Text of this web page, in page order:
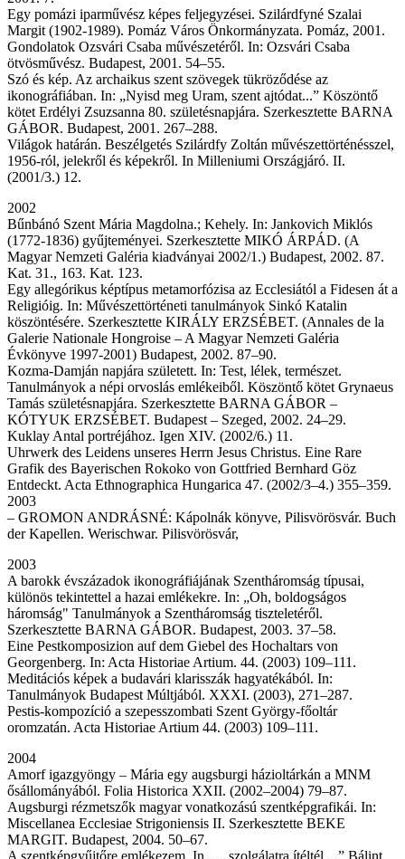
Egy pomázi iparművész képes feljegyzései. Szilárdfyné Szalai
Margit (1902-1989). Pomáz Város Önkormányzata. Pomáz, 2001.
Gondolatok Ozsvári Csaba művészetéről. In: Ozsvári Csaba
ötvösművész. Budapest, 2001. 54–55.
Szó és kép. Az archaikus szent szövegek tükröződése az
ikonográfiában. In: „Nyisd meg Uram, szent ajtódat...” Köszöntő
kötet Erdélyi Zsuzsanna 80. születésnapjára. Szerkesztette BARNA
GÁBOR. Budapest, 2001. 267–288.
Világok határán. Beszélgetés Szilárdfy Zoltán művészettörténésszel,
1956-ról, jelekről és képekről. In Milleniumi Országjáró. II.
(2001/3.) 12.
2002
Bűnbánó Szent Mária Magdolna.; Kehely. In: Jankovich Miklós
(1772-1836) gyűjteményei. Szerkesztette MIKÓ ÁRPÁD. (A
Magyar Nemzeti Galéria kiadványai 2002/1.) Budapest, 2002. 87.
Kat. 31., 163. Kat. 123.
Egy allegórikus képtípus metamorfózisa az Ecclesiától a Fidesen át a
Religióig. In: Művészettörténeti tanulmányok Sinkó Katalin
köszöntésére. Szerkesztette KIRÁLY ERZSÉBET. (Annales de la
Galerie Nationale Hongroise – A Magyar Nemzeti Galéria
Évkönyve 1997-2001) Budapest, 2002. 87–90.
Kozma-Damján napjára született. In: Test, lélek, természet.
Tanulmányok a népi orvoslás emlékeiből. Köszöntő kötet Grynaeus
Tamás születésnapjára. Szerkesztette BARNA GÁBOR –
KÓTYUK ERZSÉBET. Budapest – Szeged, 2002. 24–29.
Kuklay Antal portréjához. Igen XIV. (2002/6.) 11.
Uhrwerk des Leidens unseres Herrn Jesus Christus. Eine Rare
Grafik des Bayerischen Rokoko von Gottfried Bernhard Göz
Entdeckt. Acta Ethnographica Hungarica 47. (2002/3–4.) 355–359.
2003
– GROMON ANDRÁSNÉ: Kápolnák könyve, Pilisvörösvár. Buch
der Kapellen. Werischwar. Pilisvörösvár,
2003
A barokk évszázadok ikonográfiájának Szentháromság típusai,
különös tekintettel a hazai emlékekre. In: „Oh, boldogságos
háromság" Tanulmányok a Szentháromság tiszteletéről.
Szerkesztette BARNA GÁBOR. Budapest, 2003. 37–58.
Eine Pestkomposizion auf dem Giebel des Hochaltars von
Georgenberg. In: Acta Historiae Artium. 44. (2003) 109–111.
Meditációs képek a budavári klarisszák hagyatékából. In:
Tanulmányok Budapest Múltjából. XXXI. (2003), 271–287.
Pestis-kompozíció a szepesszombati Szent György-főoltár
oromzatán. Acta Historiae Artium 44. (2003) 109–111.
2004
Amorf igazgyöngy – Mária egy augsburgi házioltárkán a MNM
ősállományából. Folia Historica XXII. (2002–2004) 79–87.
Augsburgi rézmetszők magyar vonatkozású szentképgrafikái. In:
Miscellanea Ecclesiae Strigoniensis II. Szerkesztette BEKE
MARGIT. Budapest, 2004. 50–67.
A szentképgyűjtőre emlékezem. In „…szolgálatra ítéltél…” Bálint